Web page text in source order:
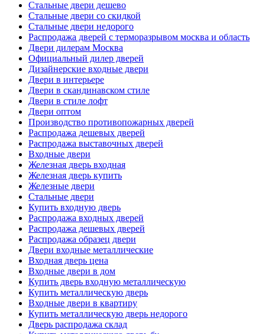
Стальные двери дешево
Стальные двери со скидкой
Стальные двери недорого
Распродажа дверей с терморазрывом москва и область
Двери дилерам Москва
Официальный дилер дверей
Дизайнерские входные двери
Двери в интерьере
Двери в скандинавском стиле
Двери в стиле лофт
Двери оптом
Производство противопожарных дверей
Распродажа дешевых дверей
Распродажа выставочных дверей
Входные двери
Железная дверь входная
Железная дверь купить
Железные двери
Стальные двери
Купить входную дверь
Распродажа входных дверей
Распродажа дешевых дверей
Распродажа образец двери
Двери входные металлические
Входная дверь цена
Входные двери в дом
Купить дверь входную металлическую
Купить металлическую дверь
Входные двери в квартиру
Купить металлическую дверь недорого
Дверь распродажа склад